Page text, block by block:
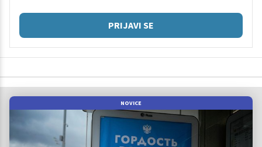
PRIJAVI SE
NOVICE